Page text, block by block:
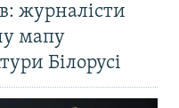
журналісти
мапу
Білорусі